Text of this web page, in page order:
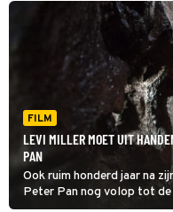
FILM
LEVI MILLER MOET UIT
PAN
Ook ruim honderd jaar na
Peter Pan nog volop tot
fantasyfilm Pan vliegt zijn